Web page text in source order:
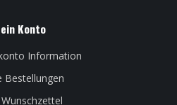
Konto
Information
Bestellungen